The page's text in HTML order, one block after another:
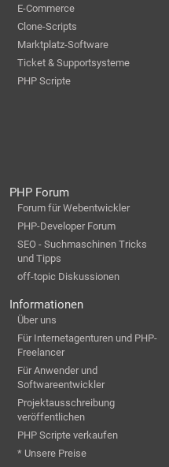
E-Commerce
Clone-Scripts
Marktplatz-Software
Ticket & Supportsysteme
PHP Scripte
PHP Forum
Forum für Webentwickler
PHP-Developer Forum
SEO - Suchmaschinen Tricks
und Tipps
off-topic Diskussionen
Informationen
Über uns
Für Internetagenturen und PHP-
Freelancer
Für Anwender und
Softwareentwickler
Projektausschreibung
veröffentlichen
PHP Scripte verkaufen
* Unsere Preise